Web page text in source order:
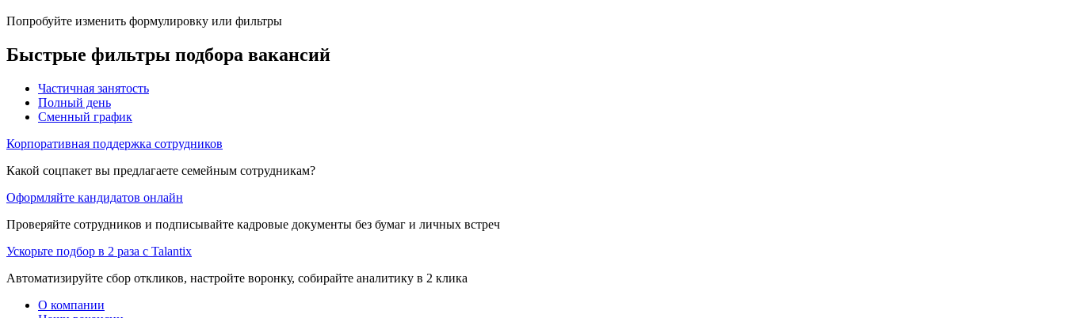
Попробуйте изменить формулировку или фильтры
Быстрые фильтры подбора вакансий
Частичная занятость
Полный день
Сменный график
Корпоративная поддержка сотрудников
Какой соцпакет вы предлагаете семейным сотрудникам?
Оформляйте кандидатов онлайн
Проверяйте сотрудников и подписывайте кадровые документы без бумаг и личных встреч
Ускорьте подбор в 2 раза с Talantix
Автоматизируйте сбор откликов, настройте воронку, собирайте аналитику в 2 клика
О компании